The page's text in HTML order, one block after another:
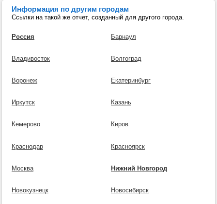
Информация по другим городам
Ссылки на такой же отчет, созданный для другого города.
Россия Барнаул
Владивосток Волгоград
Воронеж Екатеринбург
Иркутск Казань
Кемерово Киров
Краснодар Красноярск
Москва Нижний Новгород
Новокузнецк Новосибирск